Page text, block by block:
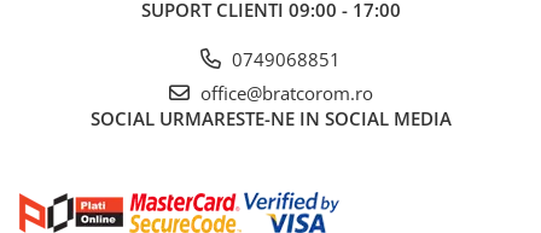
Solutii de curatenie profesionale
Pentru sticla si suprafete fine
Pentru toaleta si wc
Solutii specializate
SUPORT CLIENTI 09:00 - 17:00
0749068851
office@bratcorom.ro
SOCIAL URMARESTE-NE IN SOCIAL MEDIA